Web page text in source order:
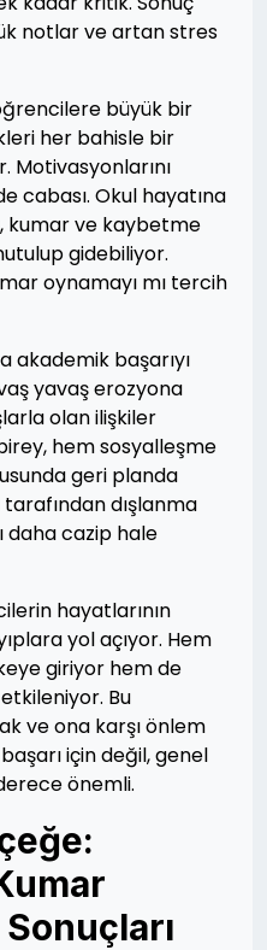
notlar ve artan stres
büyük bir
her bahisle bir
cabası. Okul hayatına
kumar ve kaybetme
gidebiliyor.
oynamayı mı tercih
akademik başarıyı
yavaş erozyona
olan ilişkiler
hem sosyalleşme
geri planda
dışlanma
daha cazip hale
hayatlarının
yol açıyor. Hem
giriyor hem de
Bu
ve ona karşı önlem
için değil, genel
önemli.